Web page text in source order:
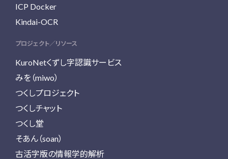
ICP Docker
Kindai-OCR
プロジェクト／リソース
KuroNetくずし字認識サービス
みを（miwo）
つくしプロジェクト
つくしチャット
つくし堂
そあん（soan）
古活字版の情報学的解析